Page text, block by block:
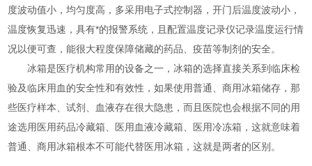
度波动值小，均匀度高，多采用电子式控制器，开门后温度波动小，
温度恢复迅速，具有*的报警系统，且配置温度记录仪记录温度运行情
况以便可查，能很大程度保障储藏的药品、疫苗等制剂的安全。
冰箱是医疗机构常用的设备之一，冰箱的选择直接关系到临床检
验及临床用血的安全性和有效性，如果使用普通、商用冰箱储存，那
些医疗样本、试剂、血液存在很大隐患，而且医院也会根据不同的用
途选用医用药品冷藏箱、医用血液冷藏箱、医用冷冻箱，这就意味着
普通、商用冰箱根本不可能代替医用冰箱，这就是两者的区别。